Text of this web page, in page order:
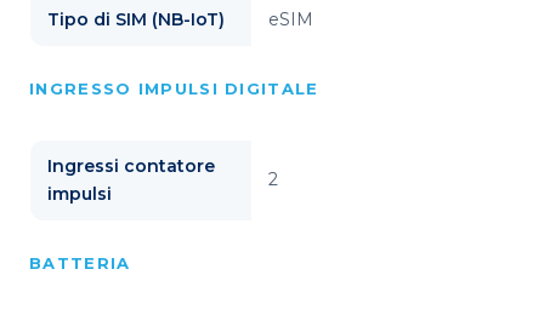
Tipo di SIM (NB-IoT) eSIM
INGRESSO IMPULSI DIGITALE
Ingressi contatore
impulsi
2
BATTERIA